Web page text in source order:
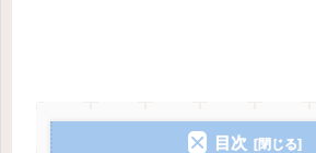
目次